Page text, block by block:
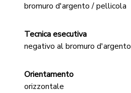
bromuro d'argento / pellicola
Tecnica esecutiva
negativo al bromuro d'argento
Orientamento
orizzontale